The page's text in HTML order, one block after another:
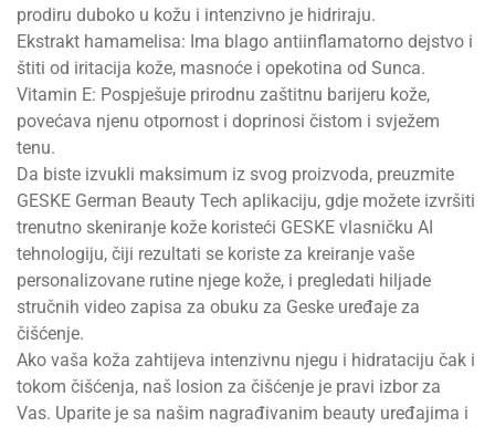
prodiru duboko u kožu i intenzivno je hidriraju.
Ekstrakt hamamelisa: Ima blago antiinflamatorno dejstvo i
štiti od iritacija kože, masnoće i opekotina od Sunca.
Vitamin E: Pospješuje prirodnu zaštitnu barijeru kože,
povećava njenu otpornost i doprinosi čistom i svježem
tenu.
Da biste izvukli maksimum iz svog proizvoda, preuzmite
GESKE German Beauty Tech aplikaciju, gdje možete izvršiti
trenutno skeniranje kože koristeći GESKE vlasničku AI
tehnologiju, čiji rezultati se koriste za kreiranje vaše
personalizovane rutine njege kože, i pregledati hiljade
stručnih video zapisa za obuku za Geske uređaje za
čišćenje.
Ako vaša koža zahtijeva intenzivnu njegu i hidrataciju čak i
tokom čišćenja, naš losion za čišćenje je pravi izbor za
Vas. Uparite je sa našim nagrađivanim beauty uređajima i